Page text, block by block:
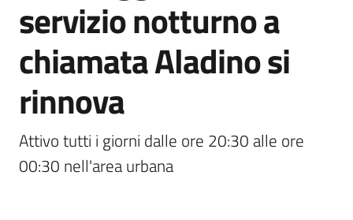
Servizi
Leggi
Atti
Bandi
Piani
Programmi
Progetti
servizio notturno a
chiamata Aladino si
rinnova
Attivo tutti i giorni dalle ore 20:30 alle ore
00:30 nell'area urbana